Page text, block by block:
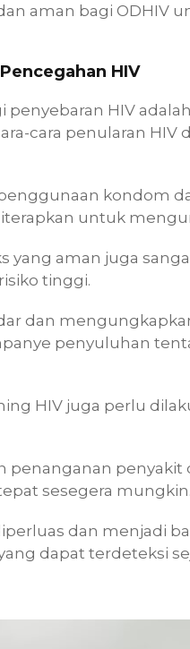
aman bagi ODHIV
HIV
penyebaran HIV
cara penularan HIV
kondom
untuk
yang aman juga
tinggi.
dan
penyuluhan
HIV juga perlu
penyakit
sesegera mungkin.
dan menjadi
dapat terdeteksi